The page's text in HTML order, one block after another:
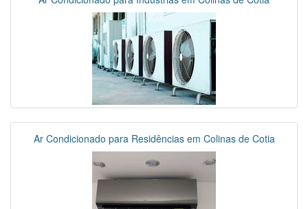
Ar Condicionado para Residências em Colinas de Cotia